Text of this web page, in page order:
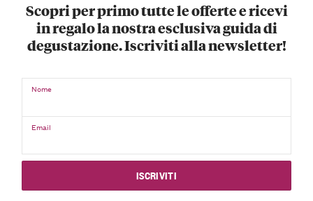
Scopri per primo tutte le offerte e ricevi
in regalo la nostra esclusiva guida di
degustazione. Iscriviti alla newsletter!
Nome
Email